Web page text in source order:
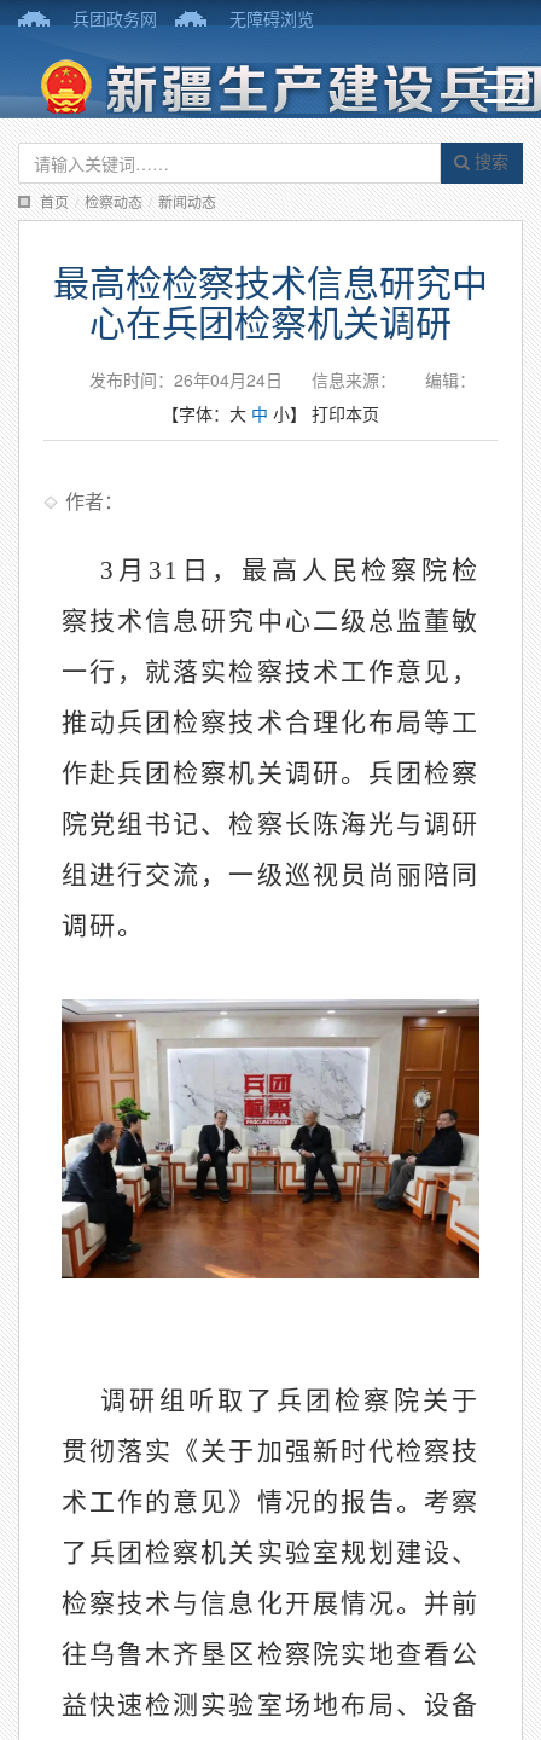
兵团政务网 无障碍浏览
搜索
首页 / 检察动态 / 新闻动态
最高检检察技术信息研究中
心在兵团检察机关调研
发布时间：26年04月24日 信息来源：
编辑：
【字体： 大 中 小】 打印本页
作者：
3月31日，最高人民检察院检
察技术信息研究中心二级总监董敏
一行，就落实检察技术工作意见，
推动兵团检察技术合理化布局等工
作赴兵团检察机关调研。兵团检察
院党组书记、检察长陈海光与调研
组进行交流，一级巡视员尚丽陪同
调研。
调研组听取了兵团检察院关于
贯彻落实《关于加强新时代检察技
术工作的意见》情况的报告。考察
了兵团检察机关实验室规划建设、
检察技术与信息化开展情况。并前
往乌鲁木齐垦区检察院实地查看公
益快速检测实验室场地布局、设备